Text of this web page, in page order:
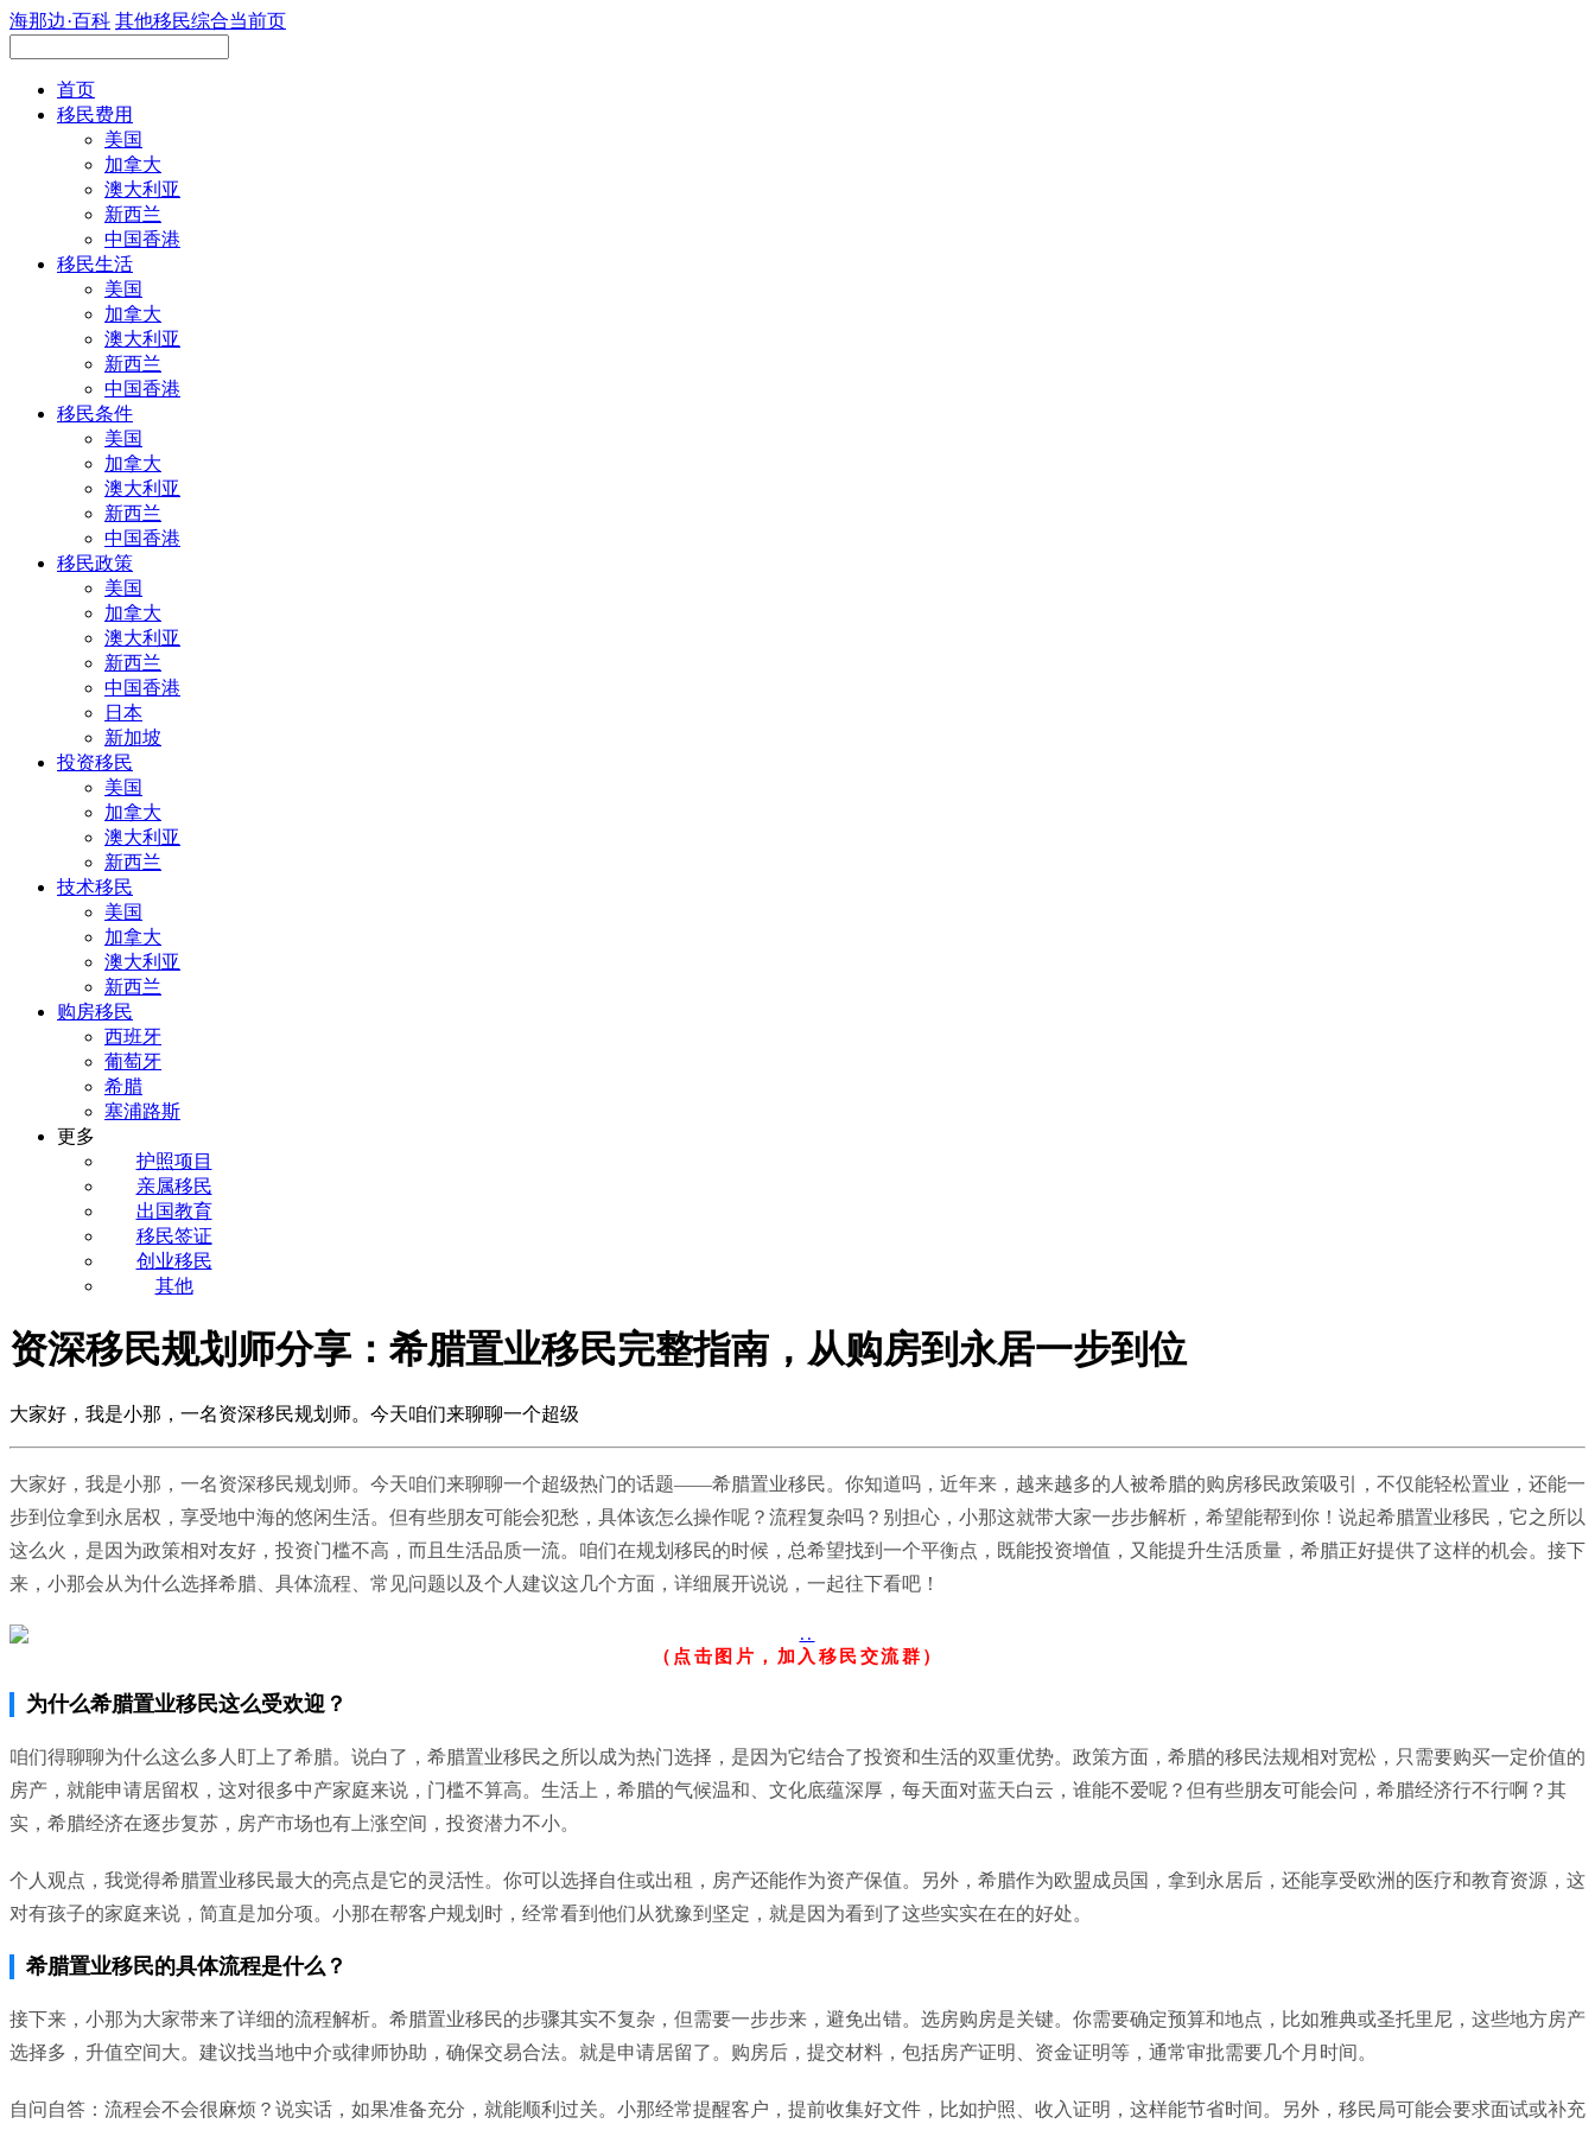
海那边·百科 其他移民综合当前页
首页
移民费用
美国
加拿大
澳大利亚
新西兰
中国香港
移民生活
美国
加拿大
澳大利亚
新西兰
中国香港
移民条件
美国
加拿大
澳大利亚
新西兰
中国香港
移民政策
美国
加拿大
澳大利亚
新西兰
中国香港
日本
新加坡
投资移民
美国
加拿大
澳大利亚
新西兰
技术移民
美国
加拿大
澳大利亚
新西兰
购房移民
西班牙
葡萄牙
希腊
塞浦路斯
更多
护照项目
亲属移民
出国教育
移民签证
创业移民
其他
资深移民规划师分享：希腊置业移民完整指南，从购房到永居一步到位
大家好，我是小那，一名资深移民规划师。今天咱们来聊聊一个超级
大家好，我是小那，一名资深移民规划师。今天咱们来聊聊一个超级热门的话题——希腊置业移民。你知道吗，近年来，越来越多的人被希腊的购房移民政策吸引，不仅能轻松置业，还能一
步到位拿到永居权，享受地中海的悠闲生活。但有些朋友可能会犯愁，具体该怎么操作呢？流程复杂吗？别担心，小那这就带大家一步步解析，希望能帮到你！说起希腊置业移民，它之所以
这么火，是因为政策相对友好，投资门槛不高，而且生活品质一流。咱们在规划移民的时候，总希望找到一个平衡点，既能投资增值，又能提升生活质量，希腊正好提供了这样的机会。接下
来，小那会从为什么选择希腊、具体流程、常见问题以及个人建议这几个方面，详细展开说说，一起往下看吧！
（点击图片，加入移民交流群）
为什么希腊置业移民这么受欢迎？
咱们得聊聊为什么这么多人盯上了希腊。说白了，希腊置业移民之所以成为热门选择，是因为它结合了投资和生活的双重优势。政策方面，希腊的移民法规相对宽松，只需要购买一定价值的
房产，就能申请居留权，这对很多中产家庭来说，门槛不算高。生活上，希腊的气候温和、文化底蕴深厚，每天面对蓝天白云，谁能不爱呢？但有些朋友可能会问，希腊经济行不行啊？其
实，希腊经济在逐步复苏，房产市场也有上涨空间，投资潜力不小。
个人观点，我觉得希腊置业移民最大的亮点是它的灵活性。你可以选择自住或出租，房产还能作为资产保值。另外，希腊作为欧盟成员国，拿到永居后，还能享受欧洲的医疗和教育资源，这
对有孩子的家庭来说，简直是加分项。小那在帮客户规划时，经常看到他们从犹豫到坚定，就是因为看到了这些实实在在的好处。
希腊置业移民的具体流程是什么？
接下来，小那为大家带来了详细的流程解析。希腊置业移民的步骤其实不复杂，但需要一步步来，避免出错。选房购房是关键。你需要确定预算和地点，比如雅典或圣托里尼，这些地方房产
选择多，升值空间大。建议找当地中介或律师协助，确保交易合法。就是申请居留了。购房后，提交材料，包括房产证明、资金证明等，通常审批需要几个月时间。
自问自答：流程会不会很麻烦？说实话，如果准备充分，就能顺利过关。小那经常提醒客户，提前收集好文件，比如护照、收入证明，这样能节省时间。另外，移民局可能会要求面试或补充